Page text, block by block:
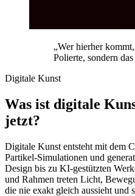
„Wer hierher
Polierte, sondern
Digitale Kunst
Was ist digitale
jetzt?
Digitale Kunst entsteht mit dem
Partikel-Simulationen und
Design bis zu KI-gestützten
und Rahmen treten Licht,
die nie exakt gleich aussieht und